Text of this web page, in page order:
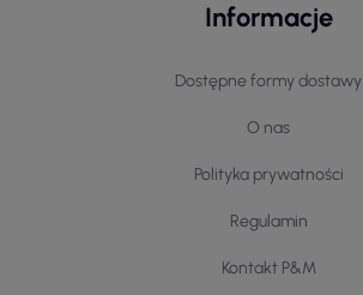
Informacje
Dostępne formy dostawy
O nas
Polityka prywatności
Regulamin
Kontakt P&M